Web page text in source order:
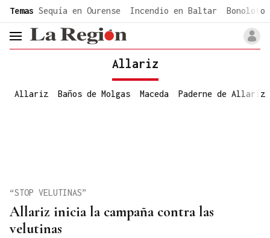
common.go-to-content
Temas Sequía en Ourense Incendio en Baltar Bonoloto
header.menu.open
Allariz
Allariz Baños de Molgas Maceda Paderne de Allariz
Allariz inicia la campaña contra las
velutinas
“STOP VELUTINAS”